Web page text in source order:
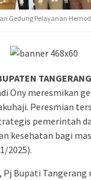
Gedung Pelayanan
TANGERANG
Ony meresmikan
Peresmian
pemerintah
kesehatan bagi
2025).
Pj Bupati Tangerang